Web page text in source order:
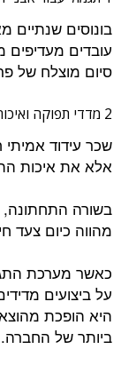
מאבדים
מיקרו-
של פרויקט.
אמיתי חייב
התוצר
הפיכת
צעד חיוני לבניית
התגמול היא
מדידים ולא על
מהוצאה מכבידה